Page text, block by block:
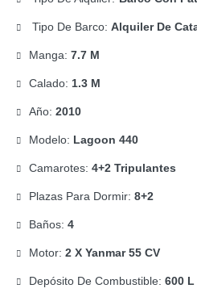
Tipo De Barco: Alquiler De
Manga: 7.7 M
Calado: 1.3 M
Año: 2010
Modelo: Lagoon 440
Camarotes: 4+2 Tripulantes
Plazas Para Dormir: 8+2
Baños: 4
Motor: 2 X Yanmar 55 CV
Depósito De Combustible: 600 L